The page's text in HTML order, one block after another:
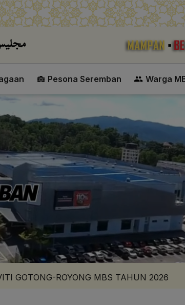
Skip to main content
Pesona Seremban Warga
GOTONG-ROYONG MBS TAHUN 2026